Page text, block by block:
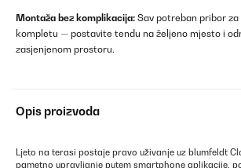
Montaža bez komplikacija: Sav potreban pribor
kompletu — postavite tendu na željeno mjesto i
zasjenjenom prostoru.
Opis proizvoda
Ljeto na terasi postaje pravo uživanje uz blumfeldt
pametno upravljanje putem smartphone aplikacije,